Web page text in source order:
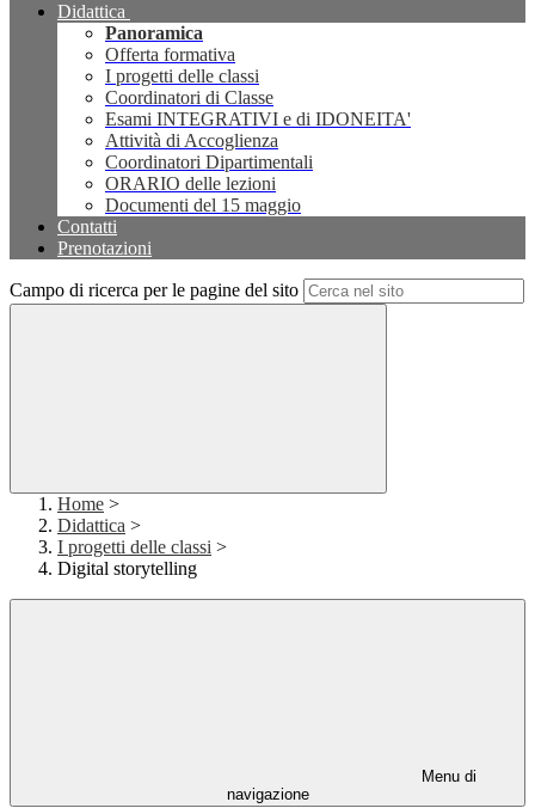
Didattica
Panoramica
Offerta formativa
I progetti delle classi
Coordinatori di Classe
Esami INTEGRATIVI e di IDONEITA'
Attività di Accoglienza
Coordinatori Dipartimentali
ORARIO delle lezioni
Documenti del 15 maggio
Contatti
Prenotazioni
Campo di ricerca per le pagine del sito
Home >
Didattica >
I progetti delle classi >
Digital storytelling
Menu di
navigazione